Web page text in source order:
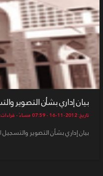
بيان إداري بشأن التصوير
تاريخ: 2012-11-16 - 07:59 مساءً - قراءات: 3308
بيان إداري بشأن التصوير